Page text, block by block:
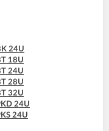
24U
18U
24U
28U
32U
24U
24U
24U